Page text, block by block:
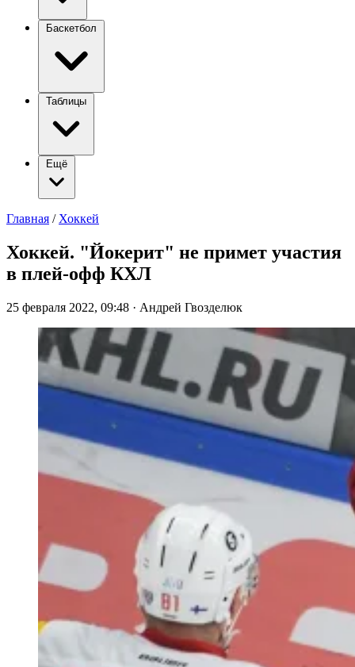
Баскетбол
Таблицы
Ещё
Главная / Хоккей
Хоккей. "Йокерит" не примет участия
в плей-офф КХЛ
25 февраля 2022, 09:48 · Андрей Гвозделюк